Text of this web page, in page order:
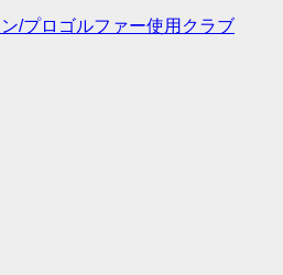
/プロゴルファー使用クラブ